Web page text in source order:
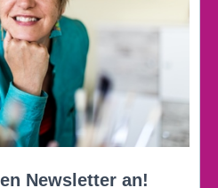
Newsletter an!